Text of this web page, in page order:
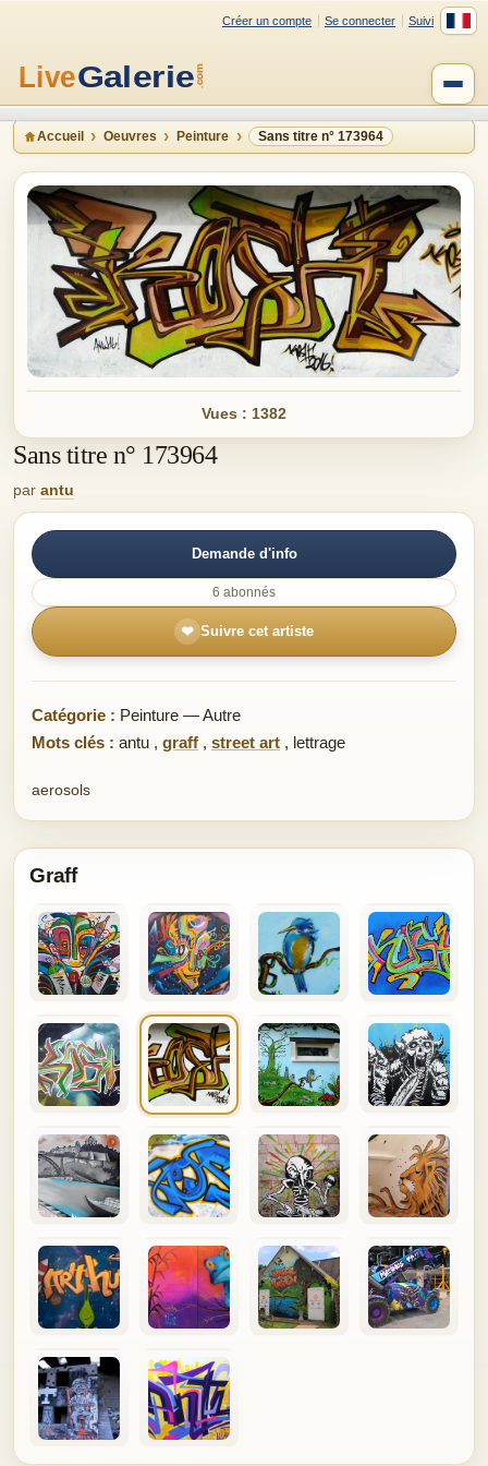
Créer un compte Se connecter Suivi
Accueil Oeuvres Peinture Sans titre n° 173964
Vues : 1382
Sans titre n° 173964
par antu
Demande d'info
6 abonnés
❤ Suivre cet artiste
Catégorie : Peinture — Autre
Mots clés : antu , graff , street art , lettrage
aerosols
Graff